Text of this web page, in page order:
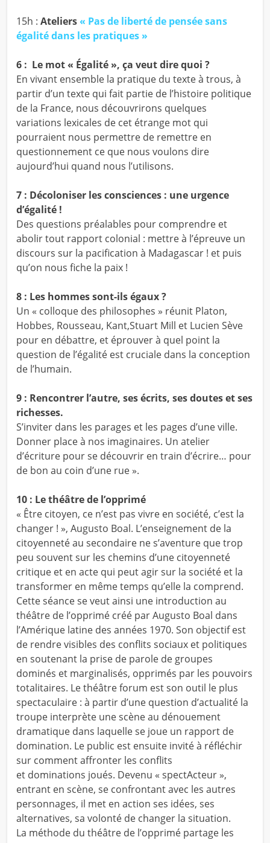
15h : Ateliers« Pas de liberté de pensée sans
égalité dans les pratiques »
6 : Le mot « Égalité », ça veut dire quoi ?
En vivant ensemble la pratique du texte à trous, à
partir d’un texte qui fait partie de l’histoire politique
de la France, nous découvrirons quelques
variations lexicales de cet étrange mot qui
pourraient nous permettre de remettre en
questionnement ce que nous voulons dire
aujourd’hui quand nous l’utilisons.
7 : Décoloniser les consciences : une urgence
d’égalité !
Des questions préalables pour comprendre et
abolir tout rapport colonial : mettre à l’épreuve un
discours sur la pacification à Madagascar ! et puis
qu’on nous fiche la paix !
8 : Les hommes sont-ils égaux ?
Un « colloque des philosophes » réunit Platon,
Hobbes, Rousseau, Kant,Stuart Mill et Lucien Sève
pour en débattre, et éprouver à quel point la
question de l’égalité est cruciale dans la conception
de l’humain.
9 : Rencontrer l’autre, ses écrits, ses doutes et ses
richesses.
S’inviter dans les parages et les pages d’une ville.
Donner place à nos imaginaires. Un atelier
d’écriture pour se découvrir en train d’écrire… pour
de bon au coin d’une rue ».
10 : Le théâtre de l’opprimé
« Être citoyen, ce n’est pas vivre en société, c’est la
changer ! », Augusto Boal. L’enseignement de la
citoyenneté au secondaire ne s’aventure que trop
peu souvent sur les chemins d’une citoyenneté
critique et en acte qui peut agir sur la société et la
transformer en même temps qu’elle la comprend.
Cette séance se veut ainsi une introduction au
théâtre de l’opprimé créé par Augusto Boal dans
l’Amérique latine des années 1970. Son objectif est
de rendre visibles des conflits sociaux et politiques
en soutenant la prise de parole de groupes
dominés et marginalisés, opprimés par les pouvoirs
totalitaires. Le théâtre forum est son outil le plus
spectaculaire : à partir d’une question d’actualité la
troupe interprète une scène au dénouement
dramatique dans laquelle se joue un rapport de
domination. Le public est ensuite invité à réfléchir
sur comment affronter les conflits
et dominations joués. Devenu « spectActeur »,
entrant en scène, se confrontant avec les autres
personnages, il met en action ses idées, ses
alternatives, sa volonté de changer la situation.
La méthode du théâtre de l’opprimé partage les